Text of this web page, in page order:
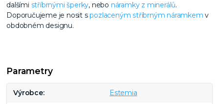
dalšími stříbrnými šperky, nebo náramky z minerálů.
Doporučujeme je nosit spozlaceným stříbrným náramkem v
obdobném designu.
Parametry
Výrobce Estemia